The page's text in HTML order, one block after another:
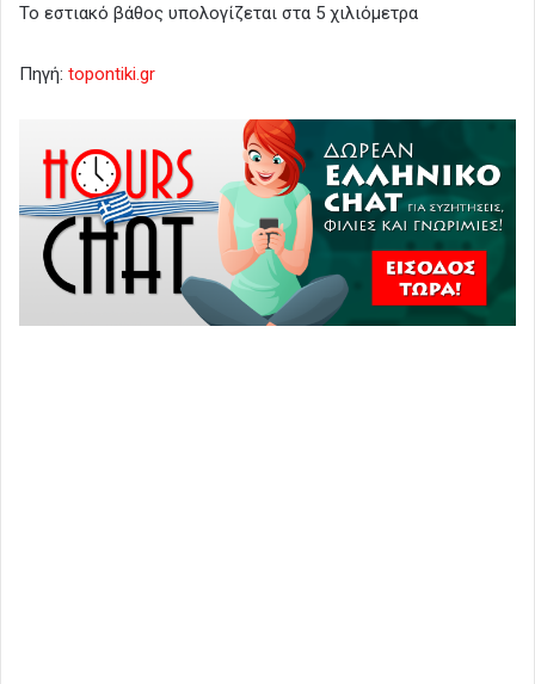
Το εστιακό βάθος υπολογίζεται στα 5 χιλιόμετρα
Πηγή: topontiki.gr